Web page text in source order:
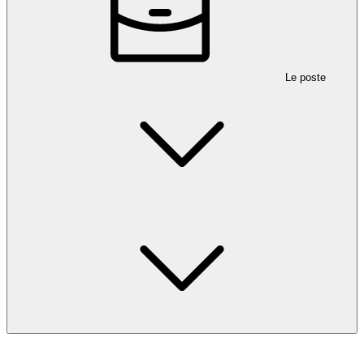
Le poste